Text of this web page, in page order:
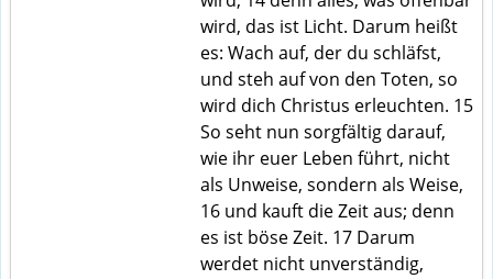
wird, das ist Licht. Darum heißt
es: Wach auf, der du schläfst,
und steh auf von den Toten, so
wird dich Christus erleuchten. 15
So seht nun sorgfältig darauf,
wie ihr euer Leben führt, nicht
als Unweise, sondern als Weise,
16 und kauft die Zeit aus; denn
es ist böse Zeit. 17 Darum
werdet nicht unverständig,